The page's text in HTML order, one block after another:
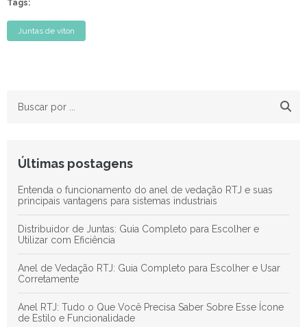
Tags:
Juntas de viton
Últimas postagens
Entenda o funcionamento do anel de vedação RTJ e suas
principais vantagens para sistemas industriais
Distribuidor de Juntas: Guia Completo para Escolher e
Utilizar com Eficiência
Anel de Vedação RTJ: Guia Completo para Escolher e Usar
Corretamente
Anel RTJ: Tudo o Que Você Precisa Saber Sobre Esse Ícone
de Estilo e Funcionalidade